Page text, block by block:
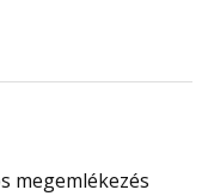
megemlékezés